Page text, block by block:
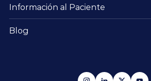
Información al Paciente
Blog